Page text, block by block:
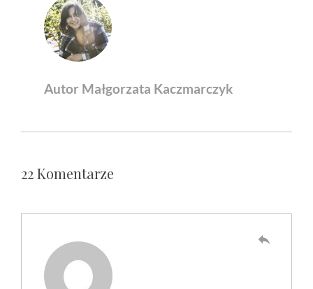
Autor Małgorzata Kaczmarczyk
22 Komentarze
reply